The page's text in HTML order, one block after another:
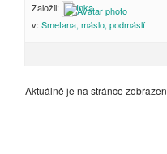
Založil:
Inka
v: Smetana, máslo, podmáslí
Aktuálně je na stránce